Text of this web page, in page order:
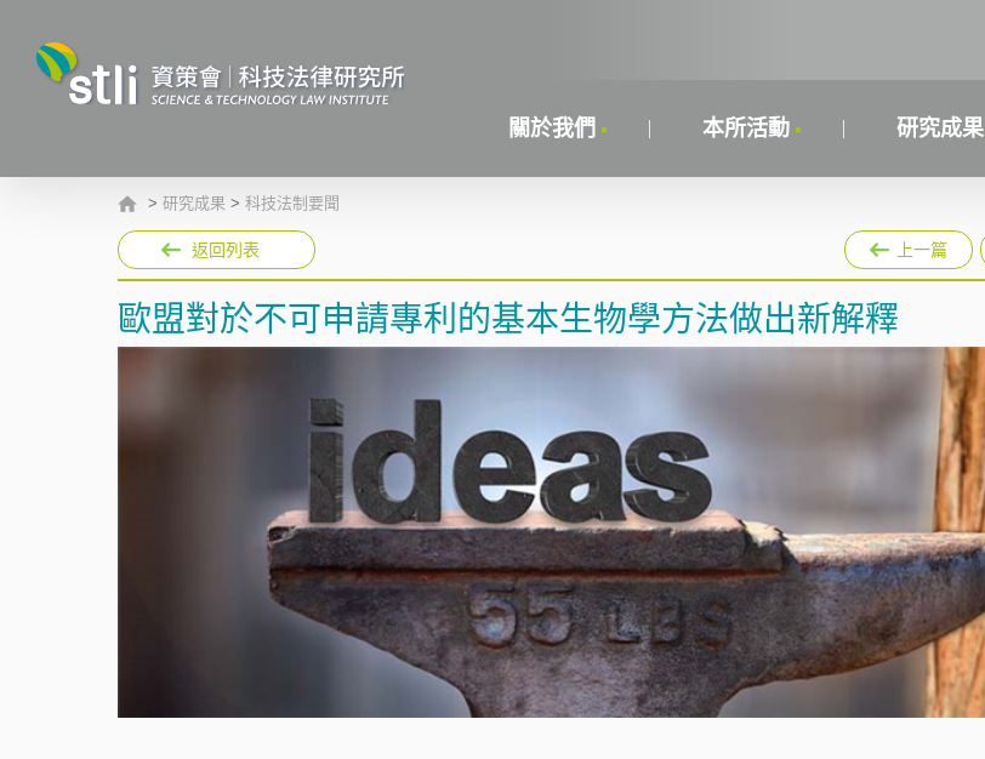
關於我們 本所活動 研究成果
> 研究成果 > 科技法制要聞
返回列表 上一篇
歐盟對於不可申請專利的基本生物學方法做出新解釋